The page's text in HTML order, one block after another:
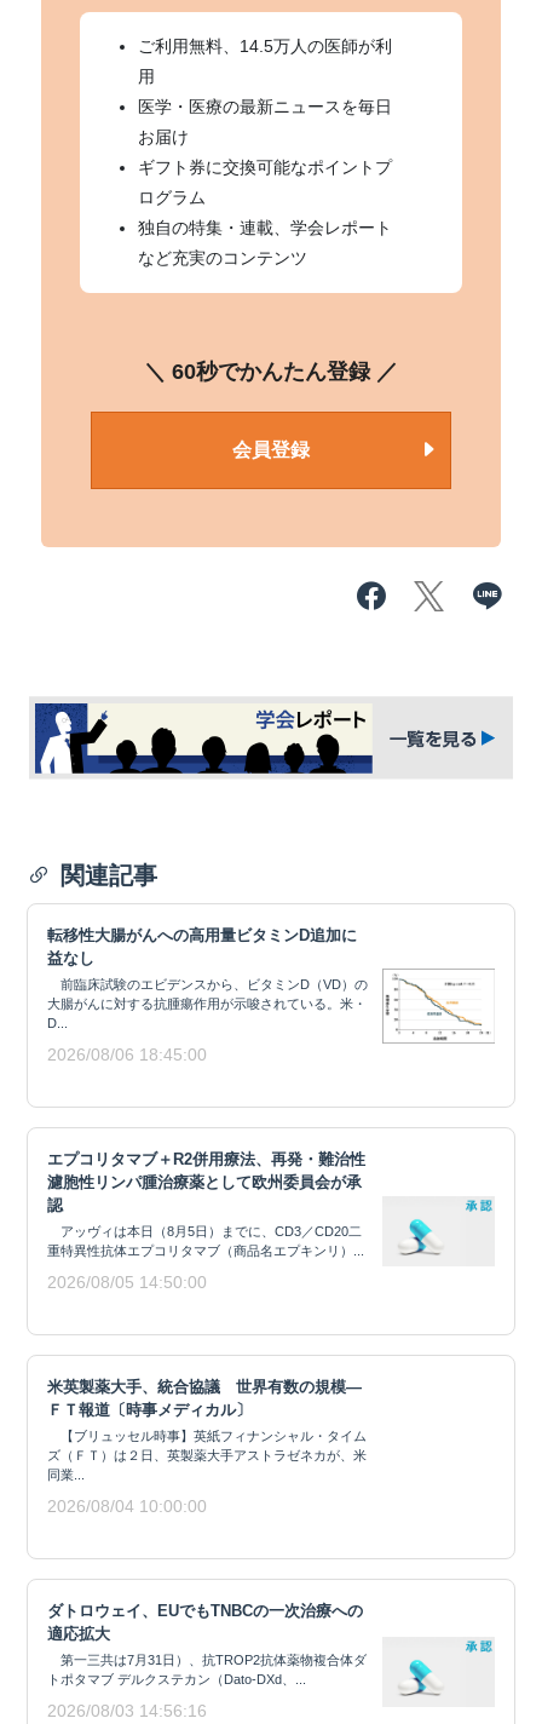
ご利用無料、14.5万人の医師が利
用
医学・医療の最新ニュースを毎日
お届け
ギフト券に交換可能なポイントプ
ログラム
独自の特集・連載、学会レポート
など充実のコンテンツ
＼ 60秒でかんたん登録 ／
会員登録
関連記事
転移性大腸がんへの高用量ビタミンD追加に
益なし
前臨床試験のエビデンスから、ビタミンD（VD）の
大腸がんに対する抗腫瘍作用が示唆されている。米・
D...
2026/08/06 18:45:00
エプコリタマブ＋R2併用療法、再発・難治性
濾胞性リンパ腫治療薬として欧州委員会が承
認
アッヴィは本日（8月5日）までに、CD3／CD20二
重特異性抗体エプコリタマブ（商品名エプキンリ）...
2026/08/05 14:50:00
米英製薬大手、統合協議 世界有数の規模―
ＦＴ報道〔時事メディカル〕
【ブリュッセル時事】英紙フィナンシャル・タイム
ズ（ＦＴ）は２日、英製薬大手アストラゼネカが、米
同業...
2026/08/04 10:00:00
ダトロウェイ、EUでもTNBCの一次治療への
適応拡大
第一三共は7月31日）、抗TROP2抗体薬物複合体ダ
トポタマブ デルクステカン（Dato-DXd、...
2026/08/03 14:56:16